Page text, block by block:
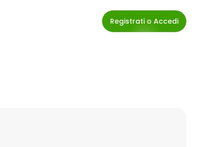
Registrati o Accedi